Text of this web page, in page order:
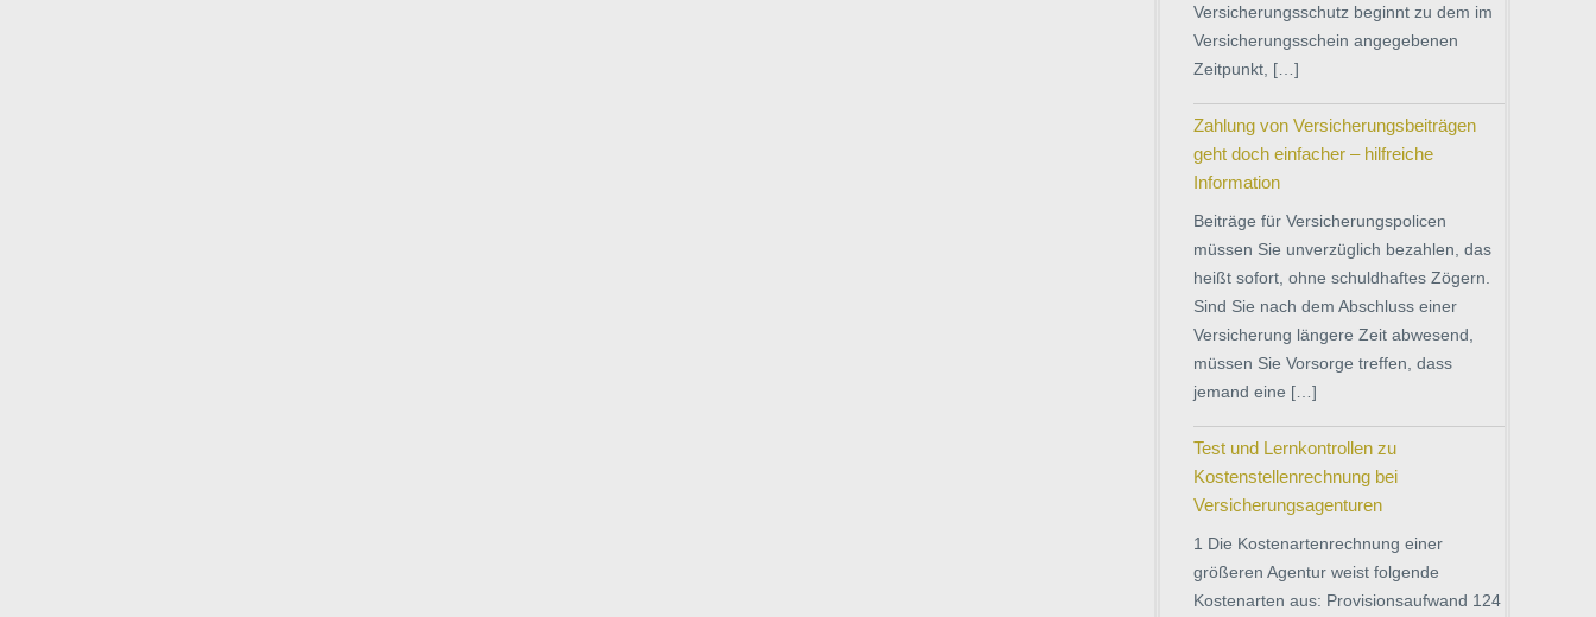
Versicherungsschutz beginnt zu dem im
Versicherungsschein angegebenen
Zeitpunkt, […]
Zahlung von Versicherungsbeiträgen
geht doch einfacher – hilfreiche
Information
Beiträge für Versicherungspolicen
müssen Sie unverzüglich bezahlen, das
heißt sofort, ohne schuldhaftes Zögern.
Sind Sie nach dem Abschluss einer
Versicherung längere Zeit abwesend,
müssen Sie Vorsorge treffen, dass
jemand eine […]
Test und Lernkontrollen zu
Kostenstellenrechnung bei
Versicherungsagenturen
1 Die Kostenartenrechnung einer
größeren Agentur weist folgende
Kostenarten aus: Provisionsaufwand 124